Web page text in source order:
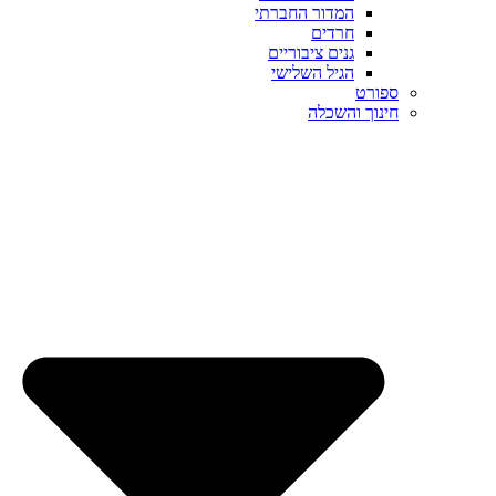
המדור החברתי
חרדים
גנים ציבוריים
הגיל השלישי
ספורט
חינוך והשכלה